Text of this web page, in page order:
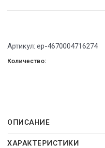
Артикул: ep-4670004716274
Количество:
ОПИСАНИЕ
ХАРАКТЕРИСТИКИ